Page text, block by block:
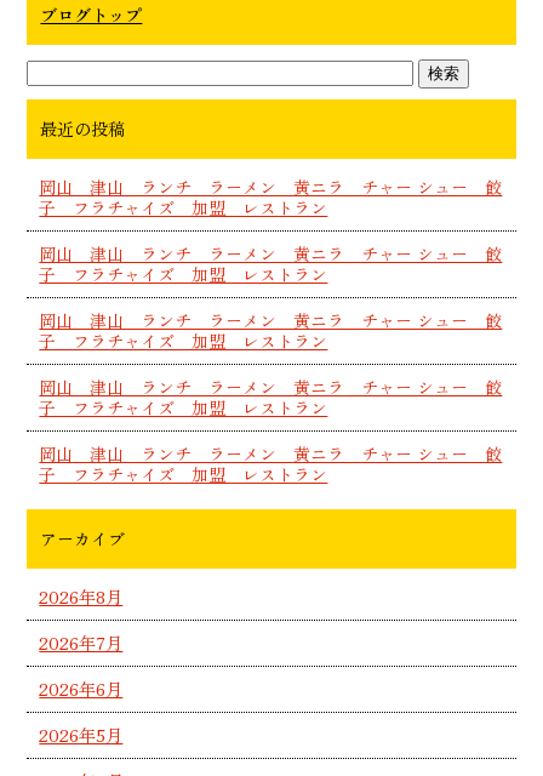
ブログトップ
最近の投稿
岡山 津山 ランチ ラーメン 黄ニラ チャー シュー 餃
子 フラチャイズ 加盟 レストラン
岡山 津山 ランチ ラーメン 黄ニラ チャー シュー 餃
子 フラチャイズ 加盟 レストラン
岡山 津山 ランチ ラーメン 黄ニラ チャー シュー 餃
子 フラチャイズ 加盟 レストラン
岡山 津山 ランチ ラーメン 黄ニラ チャー シュー 餃
子 フラチャイズ 加盟 レストラン
岡山 津山 ランチ ラーメン 黄ニラ チャー シュー 餃
子 フラチャイズ 加盟 レストラン
アーカイブ
2026年8月
2026年7月
2026年6月
2026年5月